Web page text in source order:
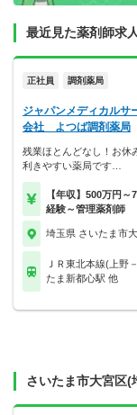
最近見た薬剤師求
正社員 調剤薬局
ジャパンメディカルサ
会社 よつば調剤薬局
残業ほとんどなし！お休
利きやすい薬局です…
【年収】500万円～
経験～管理薬剤師
埼玉県 さいたま市
ＪＲ東北本線(上野
たま新都心駅 他
さいたま市大宮区(